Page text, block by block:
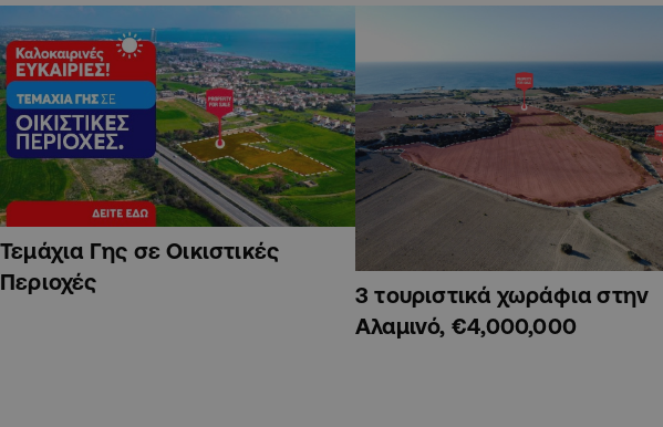
Τεμάχια Γης σε Οικιστικές
Περιοχές
3 τουριστικά χωράφια στην
Αλαμινό, €4,000,000